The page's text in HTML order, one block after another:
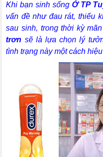
Khi bạn sinh sốngỞ TP
vấn đề như đau rát, thiếu
sau sinh, trong thời kỳ
trơn sẽ là lựa chọn lý
tình trạng này một cách